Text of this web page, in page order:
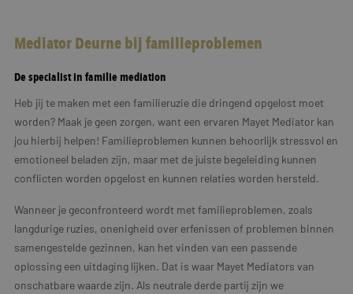
Mediator Deurne bij familieproblemen
De specialist in familie mediation
Heb jij te maken met een familieruzie die dringend opgelost moet
worden? Maak je geen zorgen, want een ervaren Mayet Mediator kan
jou hierbij helpen! Familieproblemen kunnen behoorlijk stressvol en
emotioneel beladen zijn, maar met de juiste begeleiding kunnen
conflicten worden opgelost en kunnen relaties worden hersteld.
Wanneer je geconfronteerd wordt met familieproblemen, zoals
langdurige ruzies, onenigheid over erfenissen of problemen binnen
samengestelde gezinnen, kan het vinden van een passende
oplossing een uitdaging lijken. Dat is waar Mayet Mediators van
onschatbare waarde zijn. Als neutrale derde partij zijn we